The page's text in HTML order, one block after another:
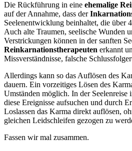
Die Rückführung in eine ehemalige
auf der Annahme, dass der
Seelenentwicklung beinhaltet, die über
Auch alte Traumen, seelische Wunden
Verstrickungen können in der sanften
Reinkarnationstherapeuten erkannt
Missverständnisse, falsche
Allerdings kann so das Auflösen des
dauern. Ein vorzeitiges Lösen des
Umständen möglich. In der
diese Ereignisse aufsuchen und durch
Loslassen das Karma direkt auflösen,
gleichen Leidschleifen gezogen zu
Fassen wir mal zusammen.